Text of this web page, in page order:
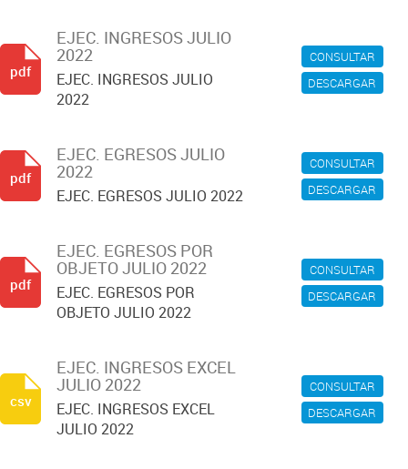
CONSULTAR
DESCARGAR
EJEC. INGRESOS JULIO
2022
EJEC. INGRESOS JULIO
2022
pdf
CONSULTAR
DESCARGAR
EJEC. EGRESOS JULIO
2022
EJEC. EGRESOS JULIO 2022
pdf
CONSULTAR
DESCARGAR
EJEC. EGRESOS POR
OBJETO JULIO 2022
EJEC. EGRESOS POR
OBJETO JULIO 2022
pdf
CONSULTAR
DESCARGAR
EJEC. INGRESOS EXCEL
JULIO 2022
EJEC. INGRESOS EXCEL
JULIO 2022
csv